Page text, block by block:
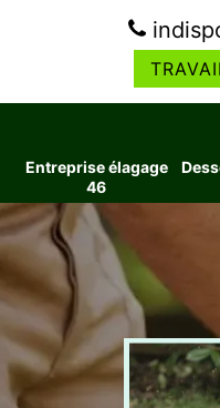
Entreprise élagage
46